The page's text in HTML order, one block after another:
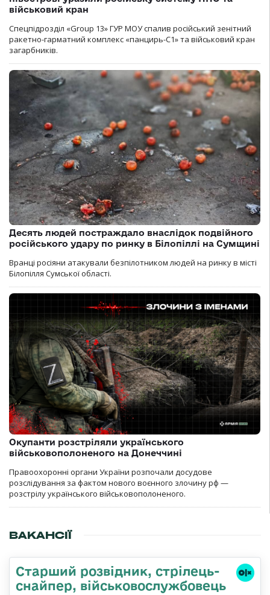
військовий кран
Спецпідрозділ «Group 13» ГУР МОУ спалив російський зенітний
ракетно-гарматний комплекс «панцирь-С1» та військовий кран
загарбників.
Десять людей постраждало внаслідок подвійного
російського удару по ринку в Білопіллі на Сумщині
Вранці росіяни атакували безпілотником людей на ринку в місті
Білопілля Сумської області.
Окупанти розстріляли українського
військовополоненого на Донеччині
Правоохоронні органи України розпочали досудове
розслідування за фактом нового воєнного злочину рф —
розстрілу українського військовополоненого.
ВАКАНСІЇ
Стаpший pозвідник, стрілець-
снайпеp, військовослужбовець